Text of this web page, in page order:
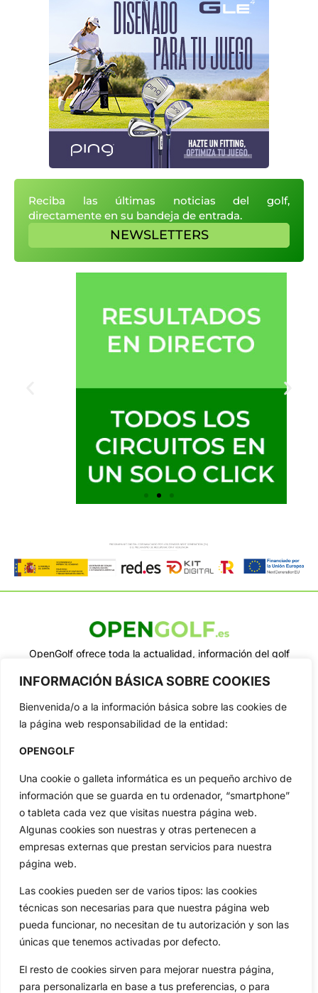
INFORMACIÓN BÁSICA SOBRE COOKIES
Bienvenida/o a la información básica sobre las cookies de
la página web responsabilidad de la entidad:
OPENGOLF
Una cookie o galleta informática es un pequeño archivo de
información que se guarda en tu ordenador, “smartphone”
o tableta cada vez que visitas nuestra página web.
Algunas cookies son nuestras y otras pertenecen a
empresas externas que prestan servicios para nuestra
página web.
Las cookies pueden ser de varios tipos: las cookies
técnicas son necesarias para que nuestra página web
pueda funcionar, no necesitan de tu autorización y son las
únicas que tenemos activadas por defecto.
El resto de cookies sirven para mejorar nuestra página,
para personalizarla en base a tus preferencias, o para
Reciba las últimas noticias del golf,
directamente en su bandeja de entrada.
NEWSLETTERS
OpenGolf ofrece toda la actualidad, información del golf
Jon Rahm, LIV Golf, PGA Tour, Ryder Cup, DP World Tour, LPGA
Categorias
Inicio
Actualidad
Amateurs
Circuitos
Especiales
Reglas
Vídeos
De Interés
Compañía
Aviso Legal
Política de Cookies
Publicidad
Copyright © 2025 OpenGolf | Diseño porTecnoQuatre